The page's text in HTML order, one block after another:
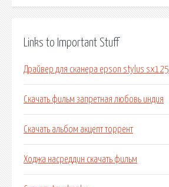
Links to Important Stuff
Драйвер для сканера epson stylus sx125
Скачать фильм запретная любовь индия
Скачать альбом акцепт торрент
Ходжа насреддин скачать фильм